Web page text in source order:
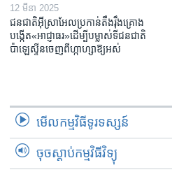
12 មីនា 2025
ជនជាតិ​អ៊ីស្រាអែល​ប្រកាន់​តឹងរ៉ឹង​គ្រោង​
បង្កើត​«អាជ្ញាធរ‍»​ដើម្បី​បម្លាស់​ទី​ជនជាតិ​
ប៉ាឡេស្ទីន​ចេញពី​ហ្កាហ្សា​ឱ្យ​អស់
មើល​កម្មវិធី​ទូរទស្សន៍
ចុចស្តាប់កម្មវិធីវិទ្យុ